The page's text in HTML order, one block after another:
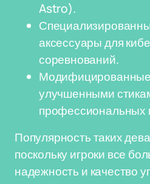
Astro).
аксессуары для
соревнований.
улучшенными
профессиональных
Популярность таких
поскольку игроки все
надежность и качество